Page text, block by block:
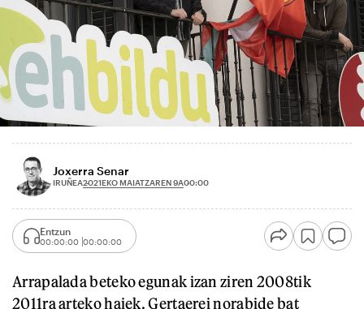
Joxerra Senar
IRUÑEA2021EKO MAIATZAREN 9A00:00
Entzun
00:00:00 00:00:00
Arrapalada beteko egunak izan ziren 2008tik
2011ra arteko haiek. Gertaerei norabide bat